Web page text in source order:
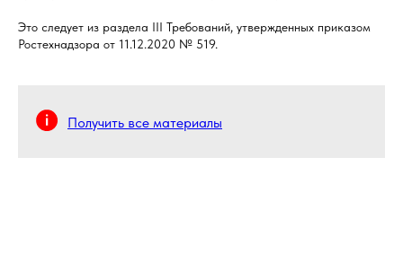
Это следует из раздела III Требований, утвержденных приказом
Ростехнадзора от 11.12.2020 № 519.
Получить все материалы